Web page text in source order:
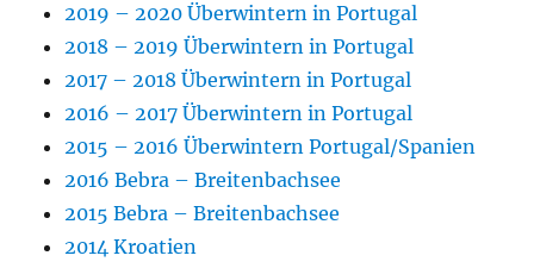
2019 – 2020 Überwintern in Portugal
2018 – 2019 Überwintern in Portugal
2017 – 2018 Überwintern in Portugal
2016 – 2017 Überwintern in Portugal
2015 – 2016 Überwintern Portugal/Spanien
2016 Bebra – Breitenbachsee
2015 Bebra – Breitenbachsee
2014 Kroatien